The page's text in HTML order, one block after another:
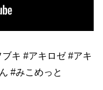
キ #アキロゼ #アキ
#みこめっと